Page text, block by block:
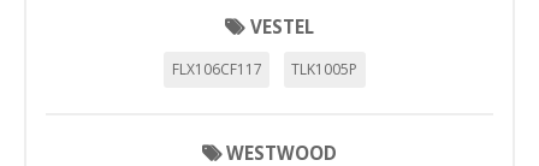
VESTEL
FLX106CF117 TLK1005P
WESTWOOD